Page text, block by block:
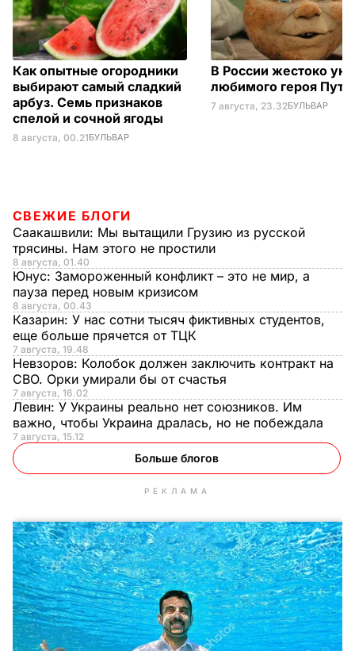
Как опытные огородники
выбирают самый сладкий
арбуз. Семь признаков
спелой и сочной ягоды
8 августа, 00.21БУЛЬВАР
В России жестоко
любимого героя
7 августа, 23.32БУЛЬВАР
СВЕЖИЕ БЛОГИ
Саакашвили: Мы вытащили Грузию из русской
трясины. Нам этого не простили
8 августа, 01.40
Юнус: Замороженный конфликт – это не мир, а
пауза перед новым кризисом
8 августа, 00.43
Казарин: У нас сотни тысяч фиктивных студентов,
еще больше прячется от ТЦК
7 августа, 19.48
Невзоров: Колобок должен заключить контракт на
СВО. Орки умирали бы от счастья
7 августа, 16.02
Левин: У Украины реально нет союзников. Им
важно, чтобы Украина дралась, но не побеждала
7 августа, 15.12
Больше блогов
РЕКЛАМА